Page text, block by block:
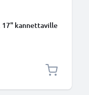
17" kannettaville